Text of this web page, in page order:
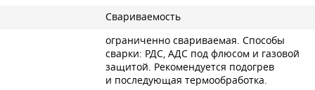
Свариваемость
ограниченно свариваемая. Способы
сварки: РДС, АДС под флюсом и газовой
защитой. Рекомендуется подогрев
и последующая термообработка.